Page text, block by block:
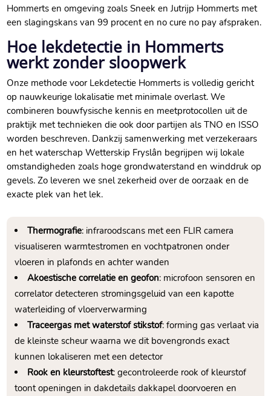
Hommerts en omgeving zoals Sneek en Jutrijp Hommerts met
een slagingskans van 99 procent en no cure no pay afspraken.​
Hoe lekdetectie in Hommerts
werkt zonder sloopwerk
Onze methode voor Lekdetectie Hommerts is volledig gericht
op nauwkeurige lokalisatie met minimale overlast.​ We
combineren bouwfysische kennis en meetprotocollen uit de
praktijk met technieken die ook door partijen als TNO en ISSO
worden beschreven.​ Dankzij samenwerking met verzekeraars
en het waterschap Wetterskip Fryslân begrijpen wij lokale
omstandigheden zoals hoge grondwaterstand en winddruk op
gevels.​ Zo leveren we snel zekerheid over de oorzaak en de
exacte plek van het lek.​
Thermografie: infraroodscans met een FLIR camera
visualiseren warmtestromen en vochtpatronen onder
vloeren in plafonds en achter wanden
Akoestische correlatie en geofon: microfoon sensoren en
correlator detecteren stromingsgeluid van een kapotte
waterleiding of vloerverwarming
Traceergas met waterstof stikstof: forming gas verlaat via
de kleinste scheur waarna we dit bovengronds exact
kunnen lokaliseren met een detector
Rook en kleurstoftest: gecontroleerde rook of kleurstof
toont openingen in dakdetails dakkapel doorvoeren en